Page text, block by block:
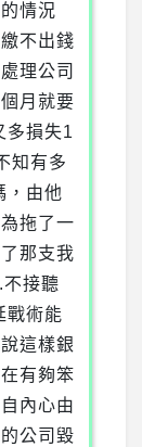
情況
不出錢
理公司
月就要
多損失1
知有多
，由他
拖了一
那支我
接聽
戰術能
這樣銀
有夠笨
內心由
公司毀